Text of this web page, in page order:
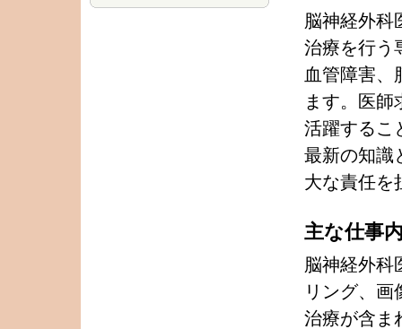
脳神経外科
治療を行う
血管障害、
ます。医
活躍するこ
最新の知識
大な責任を
主な仕事
脳神経外科
リング、
治療が含ま